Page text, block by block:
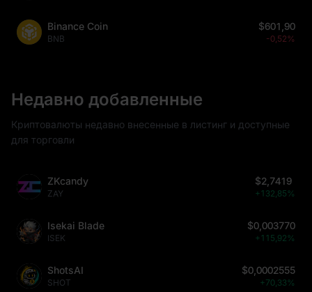
Binance Coin
BNB
$601,90
-0,52%
Недавно добавленные
Криптовалюты недавно внесенные в листинг и доступные
для торговли
ZKcandy
ZAY
$2,7419
+132,85%
Isekai Blade
ISEK
$0,003770
+115,92%
ShotsAI
SHOT
$0,0002555
+70,33%